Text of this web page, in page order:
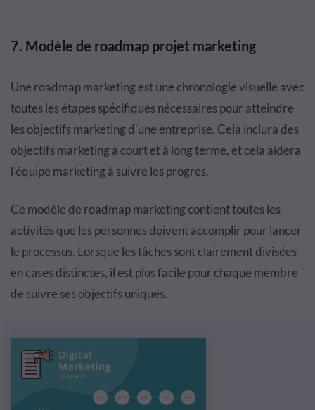
7. Modèle de roadmap projet marketing
Une roadmap marketing est une chronologie visuelle avec
toutes les étapes spécifiques nécessaires pour atteindre
les objectifs marketing d'une entreprise. Cela inclura des
objectifs marketing à court et à long terme, et cela aidera
l'équipe marketing à suivre les progrès.
Ce modèle de roadmap marketing contient toutes les
activités que les personnes doivent accomplir pour lancer
le processus. Lorsque les tâches sont clairement divisées
en cases distinctes, il est plus facile pour chaque membre
de suivre ses objectifs uniques.